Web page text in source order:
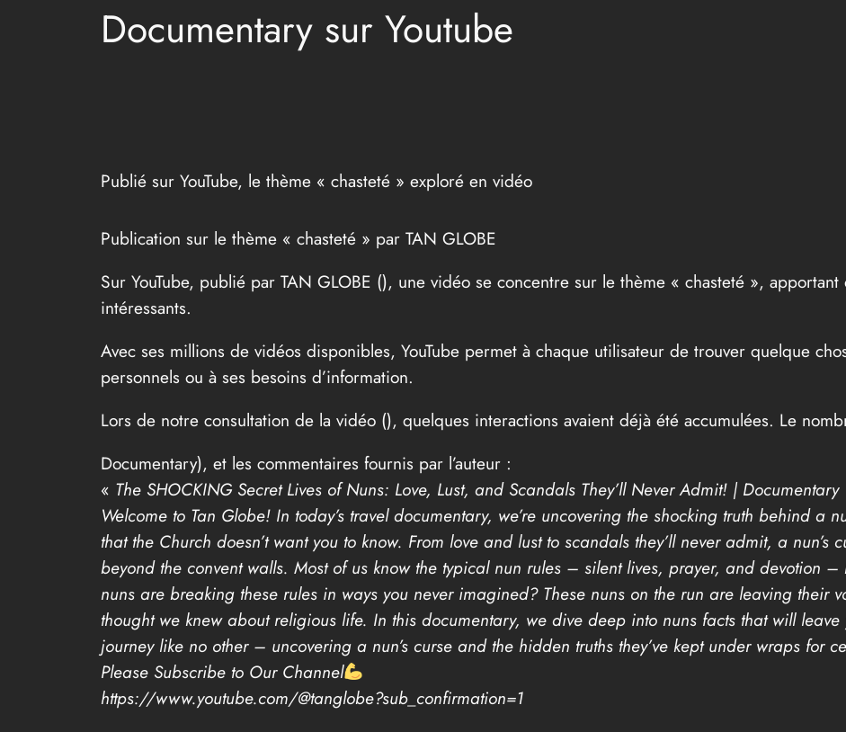
Documentary sur Youtube
Publié sur YouTube, le thème « chasteté » exploré en vidéo
Publication sur le thème « chasteté » par TAN GLOBE
Sur YouTube, publié par TAN GLOBE (), une vidéo se concentre sur le thème « chasteté »,
intéressants.
Avec ses millions de vidéos disponibles, YouTube permet à chaque utilisateur de trouver quelque
personnels ou à ses besoins d’information.
Lors de notre consultation de la vidéo (), quelques interactions avaient déjà été accumulées. Le
Documentary), et les commentaires fournis par l’auteur :
« The SHOCKING Secret Lives of Nuns: Love, Lust, and Scandals They’ll Never Admit! | Documentary
Welcome to Tan Globe! In today’s travel documentary, we’re uncovering the shocking truth behind a
that the Church doesn’t want you to know. From love and lust to scandals they’ll never admit, a
beyond the convent walls. Most of us know the typical nun rules – silent lives, prayer, and devotion
nuns are breaking these rules in ways you never imagined? These nuns on the run are leaving their
thought we knew about religious life. In this documentary, we dive deep into nuns facts that will
journey like no other – uncovering a nun’s curse and the hidden truths they’ve kept under wraps for
Please Subscribe to Our Channel
https://www.youtube.com/@tanglobe?sub_confirmation=1